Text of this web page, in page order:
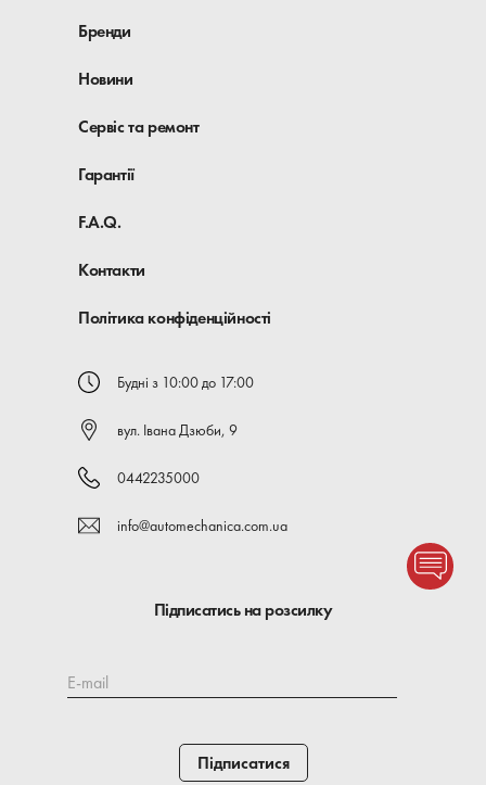
системи охолодження, спеціальний
обслуговування паливної системи
поршневий і ДЛОК циліндрів
каталогу і нашому сайту.
Ціни вказані з ПДВ зі складу в Києві.
Бренди
Новини
Сервіс та ремонт
Гарантії
F.A.Q.
Контакти
Політика конфіденційності
Будні з 10:00 до 17:00
вул. Івана Дзюби, 9
0442235000
info@automechanica.com.ua
Підписатись на розсилку
E-mail
Підписатися